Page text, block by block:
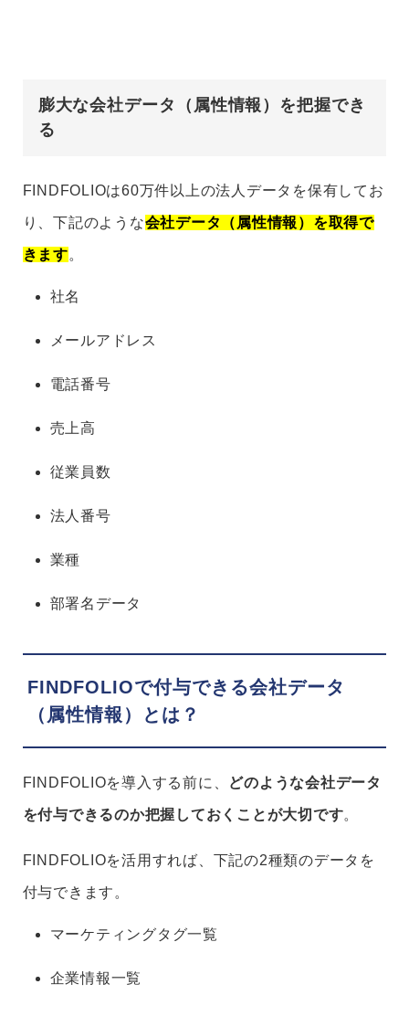
膨大な会社データ（属性情報）を把握でき
る
FINDFOLIOは60万件以上の法人データを保有してお
り、下記のような会社データ（属性情報）を取得で
きます。
社名
メールアドレス
電話番号
売上高
従業員数
法人番号
業種
部署名データ
FINDFOLIOで付与できる会社データ
（属性情報）とは？
FINDFOLIOを導入する前に、 どのような会社データ
を付与できるのか把握しておくことが大切です。
FINDFOLIOを活用すれば、下記の2種類のデータを
付与できます。
マーケティングタグ一覧
企業情報⼀覧